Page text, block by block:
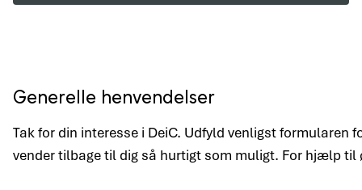
Generelle henvendelser
Tak for din interesse i DeiC. Udfyld venligst formularen
vender tilbage til dig så hurtigt som muligt. For hjælp til